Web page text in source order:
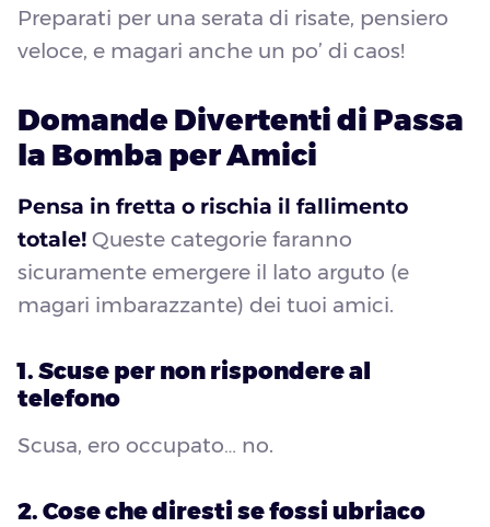
Preparati per una serata di risate, pensiero
veloce, e magari anche un po’ di caos!
Domande Divertenti di Passa
la Bomba per Amici
Pensa in fretta o rischia il fallimento
totale! Queste categorie faranno
sicuramente emergere il lato arguto (e
magari imbarazzante) dei tuoi amici.
1. Scuse per non rispondere al
telefono
Scusa, ero occupato… no.
2. Cose che diresti se fossi ubriaco